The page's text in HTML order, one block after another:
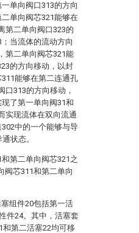
单向阀口313的方向
单向阀芯321能够在
第二单向阀口323的
当流体的流动方向
第二单向阀芯321能
的方向移动，以封
能够在第二连通孔
口313的方向移动，
了第一单向阀31和
实现流体在双向流通
中的一个能够与导
状态。
第二单向阀芯321之
阀芯311和第二单向
组件20包括第一活
件24。其中，活塞套
和第二活塞22均可移